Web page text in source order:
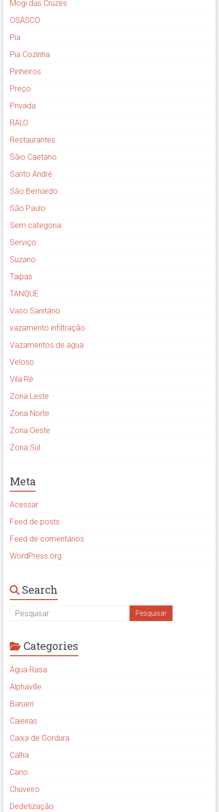
Mogi das Cruzes
OSASCO
Pia
Pia Cozinha
Pinheiros
Preço
Privada
RALO
Restaurantes
Sãio Caetano
Santo André
São Bernardo
São Paulo
Sem categoria
Serviço
Suzano
Taipas
TANQUE
Vaso Sanitário
vazamento infiltração
Vazamentos de agua
Veloso
Vila Ré
Zona Leste
Zona Norte
Zona Oeste
Zona Sul
Meta
Acessar
Feed de posts
Feed de comentários
WordPress.org
Search
Categories
Água Rasa
Alphaville
Barueri
Caieiras
Caixa de Gordura
Calha
Cano
Chuveiro
Dedetização